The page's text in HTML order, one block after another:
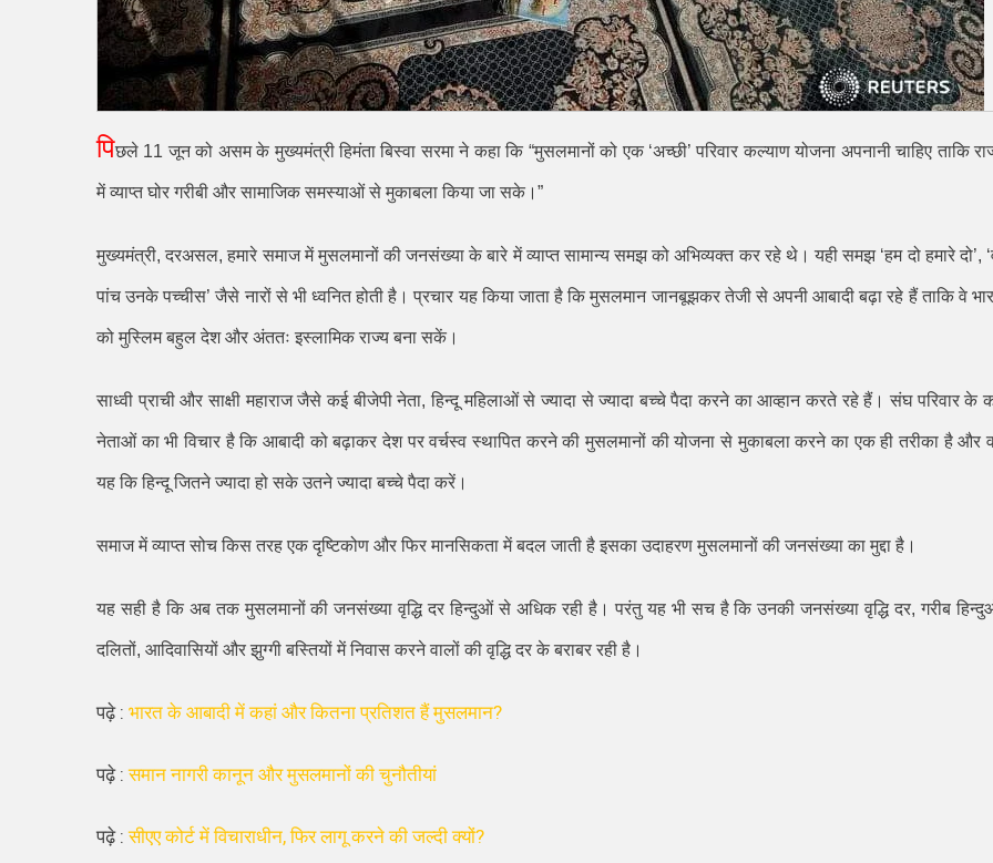
पिछले 11 जून को असम के मुख्यमंत्री हिमंता बिस्वा सरमा ने कहा कि “मुसलमानों को एक ‘अच्छी’परिवार कल्याण योजना अपनानी चाहिए ताकि
में व्याप्त घोर गरीबी और सामाजिक समस्याओं से मुकाबला किया जा सके। ”
मुख्यमंत्री,दरअसल,हमारे समाज में मुसलमानों की जनसंख्या के बारे में व्याप्त सामान्य समझ को अभिव्यक्त कर रहे थे। यही समझ ‘हम दो हमारे दो’, ‘
पांच उनके पच्चीस’जैसे नारों से भी ध्वनित होती है। प्रचार यह किया जाता है कि मुसलमान जानबूझकर तेजी से अपनी आबादी बढ़ा रहे हैं ताकि वे
को मुस्लिम बहुल देश और अंततः इस्लामिक राज्य बना सकें।
साध्वी प्राची और साक्षी महाराज जैसे कई बीजेपी नेता,हिन्दू महिलाओं से ज्यादा से ज्यादा बच्चे पैदा करने का आव्हान करते रहे हैं। संघ परिवार के
नेताओं का भी विचार है कि आबादी को बढ़ाकर देश पर वर्चस्व स्थापित करने की मुसलमानों की योजना से मुकाबला करने का एक ही तरीका है और
यह कि हिन्दू जितने ज्यादा हो सके उतने ज्यादा बच्चे पैदा करें।
समाज में व्याप्त सोच किस तरह एक दृष्टिकोण और फिर मानसिकता में बदल जाती है इसका उदाहरण मुसलमानों की जनसंख्या का मुद्दा है।
यह सही है कि अब तक मुसलमानों की जनसंख्या वृद्धि दर हिन्दुओं से अधिक रही है। परंतु यह भी सच है कि उनकी जनसंख्या वृद्धि दर,गरीब
दलितों, आदिवासियों और झुग्गी बस्तियों में निवास करने वालों की वृद्धि दर के बराबर रही है।
पढ़े : भारत के आबादी में कहां और कितना प्रतिशत हैं मुसलमान?
पढ़े :समान नागरी कानून और मुसलमानों की चुनौतीयां
पढ़े :सीएए कोर्ट में विचाराधीन, फिर लागू करने की जल्दी क्यों?